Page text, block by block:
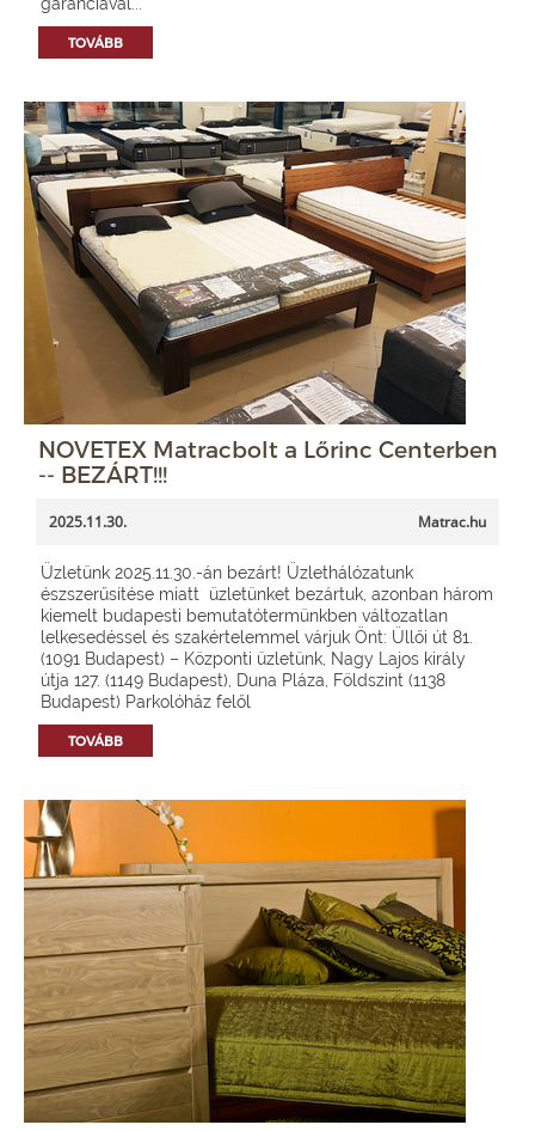
TOVÁBB
NOVETEX Matracbolt a Lőrinc Centerben
-- BEZÁRT!!!
2025.11.30. Matrac.hu
Üzletünk 2025.11.30.-án bezárt! Üzlethálózatunk
észszerűsítése miatt üzletünket bezártuk, azonban három
kiemelt budapesti bemutatótermünkben változatlan
lelkesedéssel és szakértelemmel várjuk Önt: Üllői út 81.
(1091 Budapest) – Központi üzletünk, Nagy Lajos király
útja 127. (1149 Budapest), Duna Pláza, Földszint (1138
Budapest) Parkolóház felől
TOVÁBB